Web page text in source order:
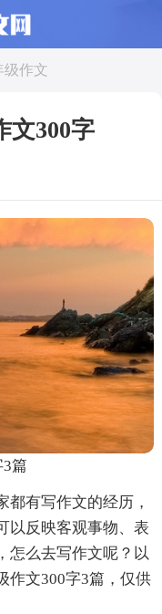
级作文
文300字
篇
都有写作文的经历，
以反映客观事物、表
怎么去写作文呢？以
作文300字3篇，仅供